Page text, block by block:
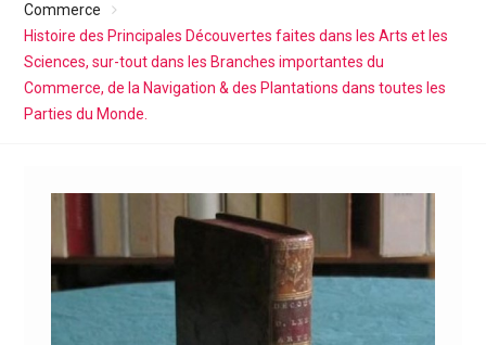
Commerce
Histoire des Principales Découvertes faites dans les Arts et les
Sciences, sur-tout dans les Branches importantes du
Commerce, de la Navigation & des Plantations dans toutes les
Parties du Monde.